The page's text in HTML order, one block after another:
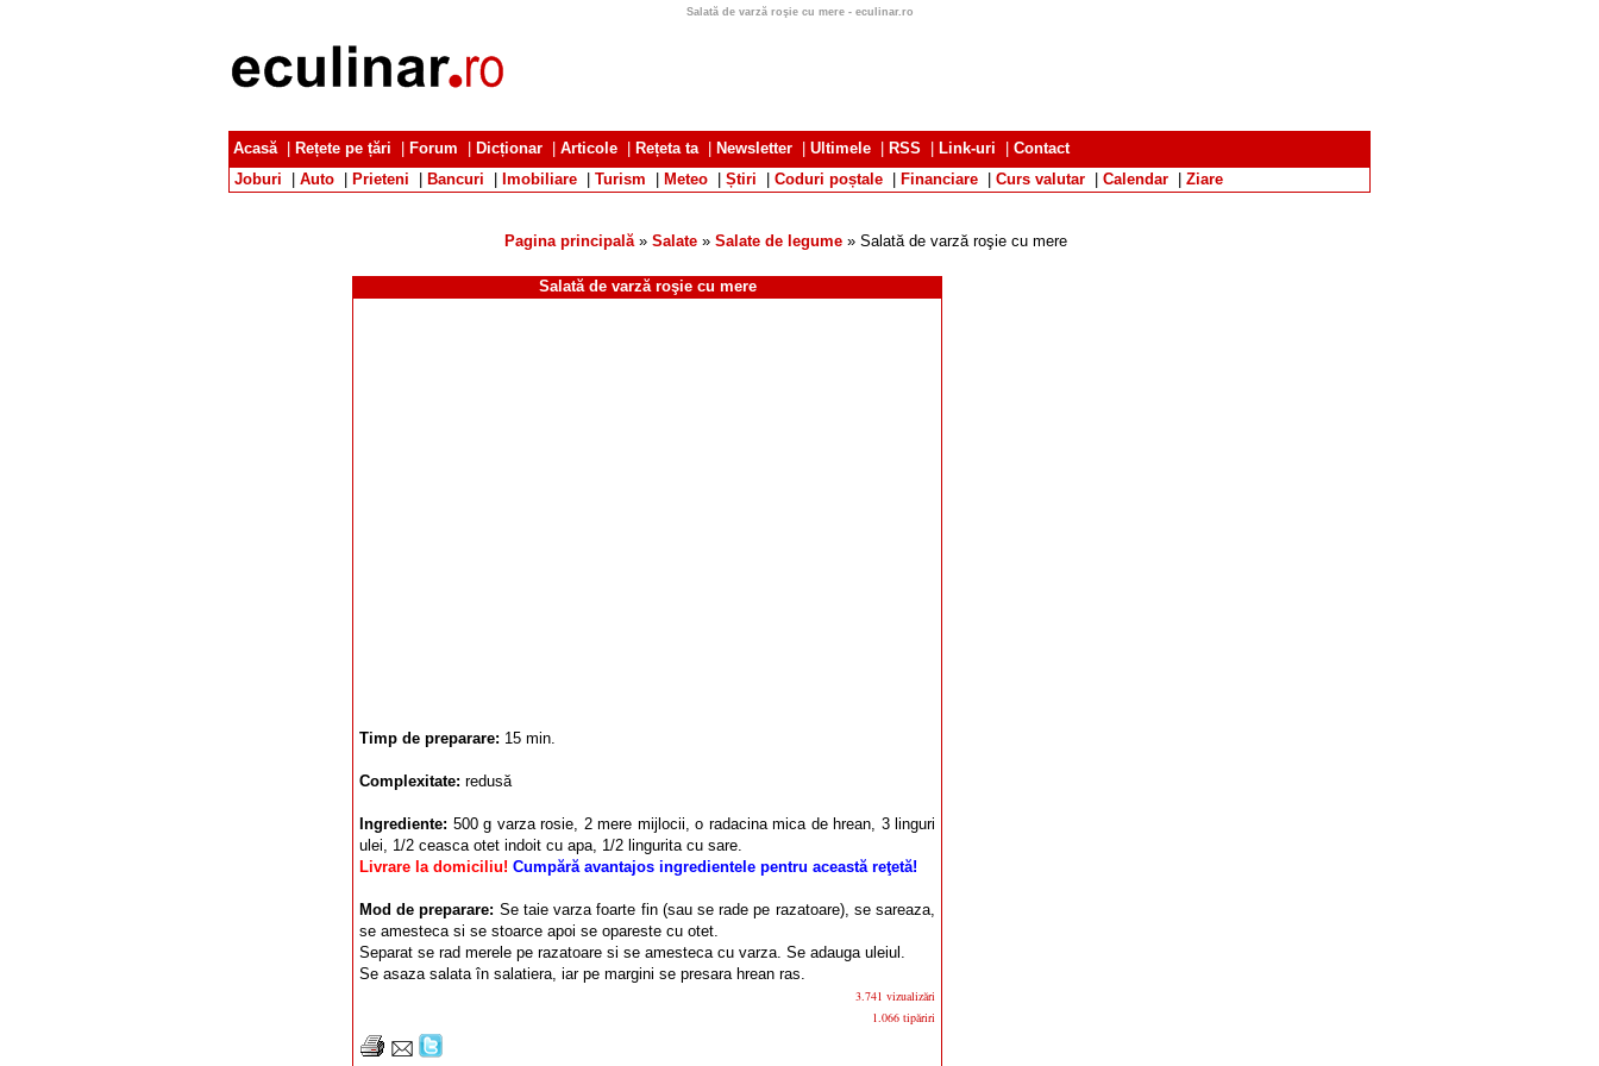
Salată de varză roşie cu mere - eculinar.ro
Acasă| Rețete pe țări Forum Dicționar Articole Rețeta ta| Newsletter Ultimele RSS Link-uri
Contact
Joburi
Auto Prieteni Bancuri Imobiliare Turism Meteo Știri Coduri poștale Financiare Curs valutar Calendar Ziare
Pagina principală» Salate » Salate de legume » Salată de varză roşie cu mere
Salată de varză roşie cu mere
Timp de preparare: 15 min.
Complexitate: redusă
Ingrediente: 500 g varza rosie, 2 mere mijlocii, o radacina mica de hrean, 3 linguri
ulei, 1/2 ceasca otet indoit cu apa, 1/2 lingurita cu sare.
Livrare la domiciliu! Cumpără avantajos ingredientele pentru această reţetă!
Mod de preparare: Se taie varza foarte fin (sau se rade pe razatoare), se sareaza,
se amesteca si se stoarce apoi se opareste cu otet.
Separat se rad merele pe razatoare si se amesteca cu varza. Se adauga uleiul.
Se asaza salata în salatiera, iar pe margini se presara hrean ras.
3.741 vizualizări
1.066 tipăriri